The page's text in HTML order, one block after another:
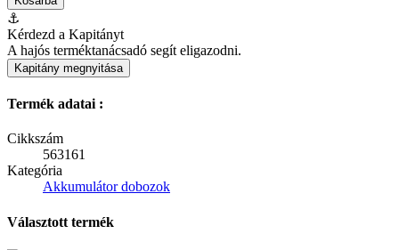
⚓
Kérdezd a Kapitányt
A hajós terméktanácsadó segít eligazodni.
Kapitány megnyitása
Termék adatai :
Cikkszám
563161
Kategória
Akkumulátor dobozok
Választott termék